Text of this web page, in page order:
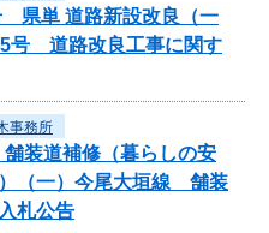
県単 道路新設改良（一
号 道路改良工事に関す
事務所
装道補修（暮らしの安
（一）今尾大垣線 舗装
札公告